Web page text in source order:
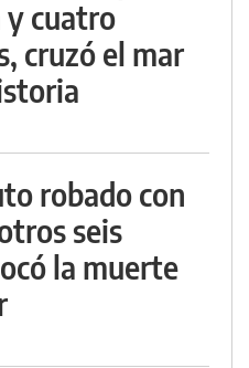
y cuatro
cruzó el mar
robado con
seis
la muerte